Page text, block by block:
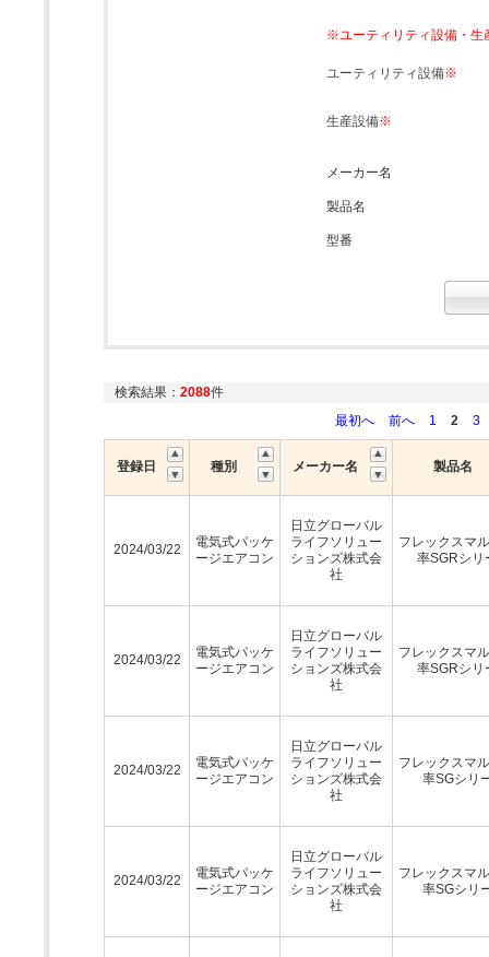
※ユーティリティ設備・生
ユーティリティ設備※
生産設備※
メーカー名
製品名
型番
検索結果： 2088件
最初へ
前へ 1 2 3
登録日 種別 メーカー名 製品名
2024/03/22
電気式パッケ
ージエアコン
日立グローバル
ライフソリュー
ションズ株式会
社
フレックスマ
率SGRシリ
2024/03/22
電気式パッケ
ージエアコン
日立グローバル
ライフソリュー
ションズ株式会
社
フレックスマ
率SGRシリ
2024/03/22
電気式パッケ
ージエアコン
日立グローバル
ライフソリュー
ションズ株式会
社
フレックスマ
率SGシリ
2024/03/22
電気式パッケ
ージエアコン
日立グローバル
ライフソリュー
ションズ株式会
社
フレックスマ
率SGシリ